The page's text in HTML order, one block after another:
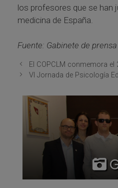
los profesores que se han
medicina de España.
Fuente: Gabinete de
El COPCLM conmemora
VI Jornada de Psicología